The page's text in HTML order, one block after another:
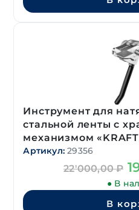
Инструмент для
стальной ленты с
механизмом
Артикул: 29356
22'000,00₽
● В
В